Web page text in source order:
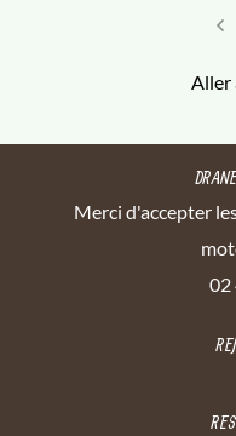
Aller
Merci d'accepter
02